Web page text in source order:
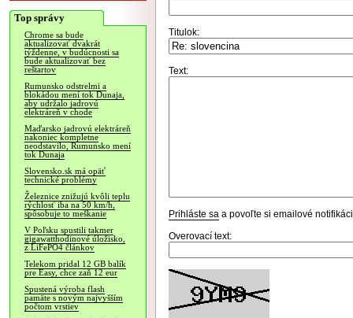
Top správy
Chrome sa bude
aktualizovať dvakrát
týždenne, v budúcnosti sa
bude aktualizovať bez
reštartov
Rumunsko odstrelmi a
blokádou mení tok Dunaja,
aby udržalo jadrovú
elektráreň v chode
Maďarsko jadrovú elektráreň
nakoniec kompletne
neodstavilo, Rumunsko mení
tok Dunaja
Slovensko.sk má opäť
technické problémy
Železnice znižujú kvôli teplu
rýchlosť iba na 50 km/h,
spôsobuje to meškanie
V Poľsku spustili takmer
gigawatthodinové úložisko,
z LiFePO4 článkov
Telekom pridal 12 GB balík
pre Easy, chce zaň 12 eur
Spustená výroba flash
pamäte s novým najvyšším
počtom vrstiev
Titulok:
Text:
Prihláste sa a povoľte si emailové
Overovací text: